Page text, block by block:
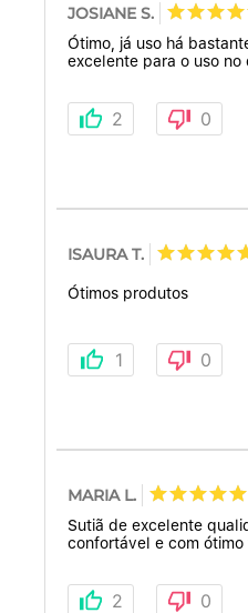
JOSIANE S.
Ótimo, já uso há
excelente para o uso no
2 0
ISAURA T.
Ótimos produtos
1 0
MARIA L.
Sutiã de excelente
confortável e com ótimo
2 0